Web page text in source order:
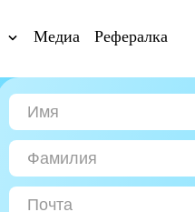
Медиа Рефералка